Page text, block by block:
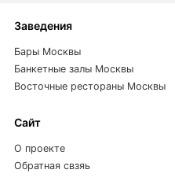
Заведения
Бары Москвы
Банкетные залы Москвы
Восточные рестораны Москвы
Сайт
О проекте
Обратная свзяь